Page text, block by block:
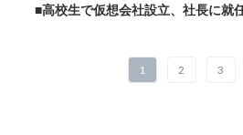
■高校生で仮想会社設立、社長に就
1 2 3